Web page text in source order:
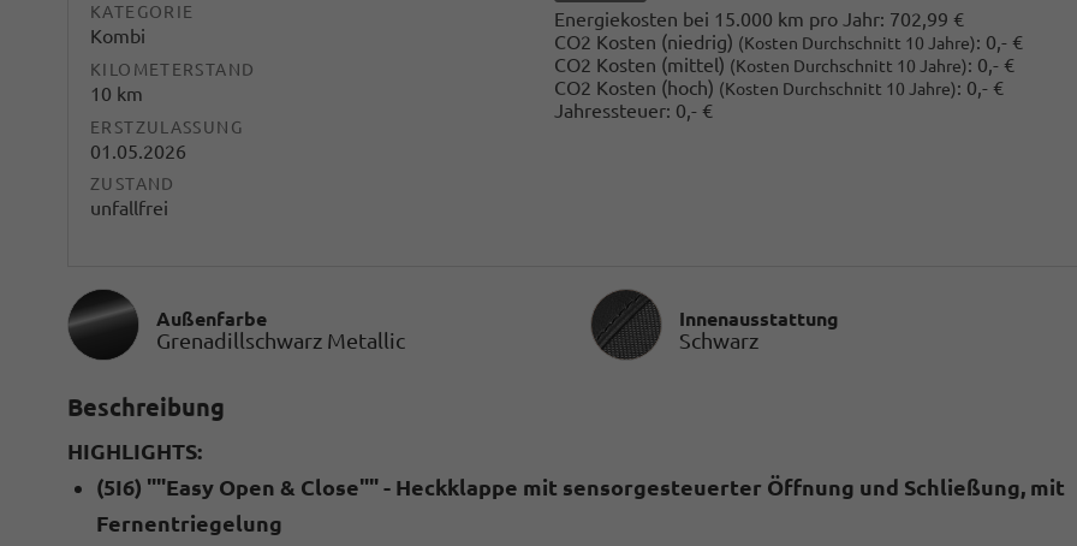
KATEGORIE
Kombi
KILOMETERSTAND
10 km
ERSTZULASSUNG
01.05.2026
ZUSTAND
unfallfrei
Energiekosten bei 15.000 km pro Jahr: 702,99 €
CO2 Kosten (niedrig) (Kosten Durchschnitt 10 Jahre): 0,- €
CO2 Kosten (mittel) (Kosten Durchschnitt 10 Jahre): 0,- €
CO2 Kosten (hoch) (Kosten Durchschnitt 10 Jahre): 0,- €
Jahressteuer: 0,- €
Außenfarbe
Grenadillschwarz Metallic
Innenausstattung
Innenausstattung
Schwarz
Beschreibung
HIGHLIGHTS:
(5I6) ""Easy Open & Close"" - Heckklappe mit sensorgesteuerter Öffnung und Schließung, mit
Fernentriegelung